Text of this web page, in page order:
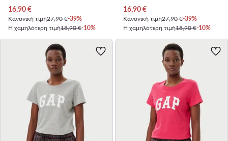
Τρέχουσα τιμή
16,90€
Κανονική τιμή27,90 €-39%
Η χαμηλότερη τιμή18,90 €-10%
Τρέχουσα τιμή
16,90€
Κανονική τιμή27,90 €-39%
Η χαμηλότερη τιμή18,90 €-10%